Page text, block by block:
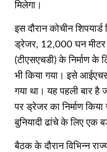
मिलेगा।
इस दौरान कोचीन
ड्रेजर, 12,000 घन
(टीएसएचडी) के निर्माण के
भी किया गया। इसे
गया था। यह पहली बार है
पर ड्रेजर का निर्माण
बुनियादी ढांचे के लिए एक
बैठक के दौरान विभिन्न